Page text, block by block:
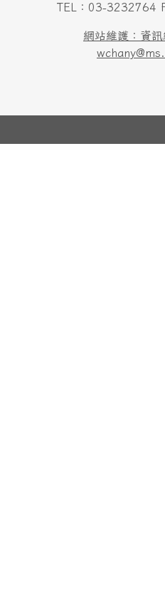
TEL：03-3232764
網站維護：資訊